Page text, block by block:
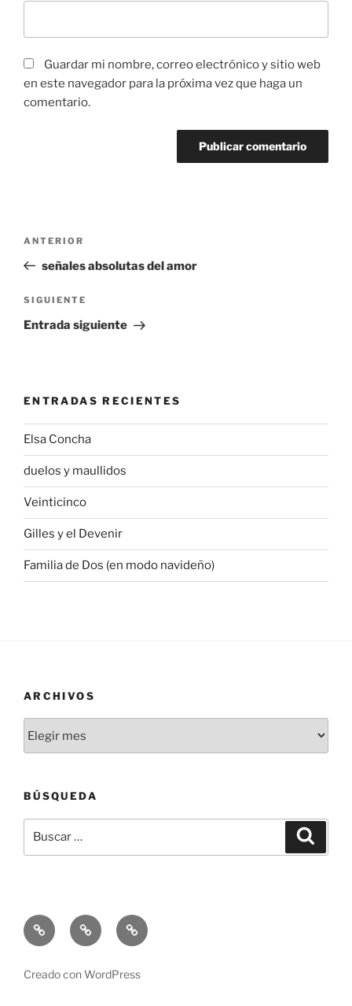
Guardar mi nombre, correo electrónico y sitio web
en este navegador para la próxima vez que haga un
comentario.
entradas
Entrada
anterior:
ANTERIOR
señales absolutas del amor
Siguiente
entrada
SIGUIENTE
Entrada siguiente
ENTRADAS RECIENTES
Elsa Concha
duelos y maullidos
Veinticinco
Gilles y el Devenir
Familia de Dos (en modo navideño)
ARCHIVOS
BÚSQUEDA
por:
Lo
que
Lo
que
Lo
que
Creado con WordPress